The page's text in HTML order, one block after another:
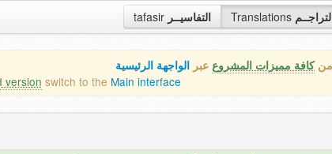
tafasir التفاسيــر Translations
منكافة مميزات المشروع عبر الواجهة الرئيسية
version switch to the Main interface